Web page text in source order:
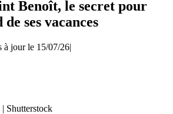
Benoît, le secret pour
ses vacances
à jour le 15/07/26|
Shutterstock